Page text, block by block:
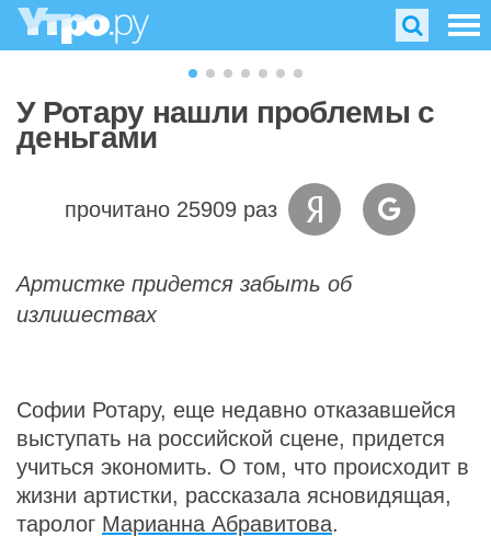
У Ротару нашли проблемы с
деньгами
прочитано 25909 раз
Артистке придется забыть об
излишествах
Софии Ротару, еще недавно отказавшейся
выступать на российской сцене, придется
учиться экономить. О том, что происходит в
жизни артистки, рассказала ясновидящая,
таролог Марианна Абравитова.